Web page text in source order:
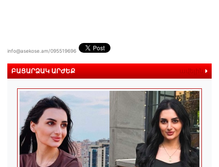
info@asekose.am/095519696
ԲԱՑԱՐՁԱԿ ԱՐԺԵՔ ավելին